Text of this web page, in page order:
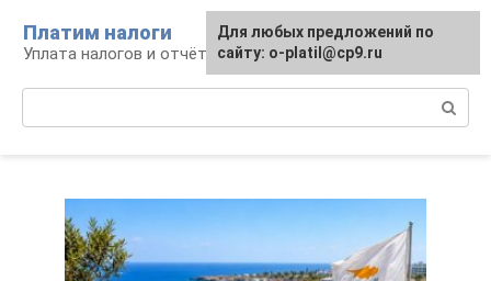
контенту
Платим налоги
Уплата налогов и отчётность
Для любых предложений по
сайту: o-platil@cp9.ru